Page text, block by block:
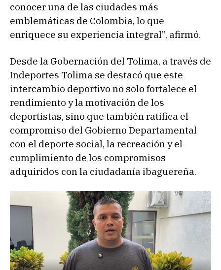
conocer una de las ciudades más
emblemáticas de Colombia, lo que
enriquece su experiencia integral”, afirmó.
Desde la Gobernación del Tolima, a través de
Indeportes Tolima se destacó que este
intercambio deportivo no solo fortalece el
rendimiento y la motivación de los
deportistas, sino que también ratifica el
compromiso del Gobierno Departamental
con el deporte social, la recreación y el
cumplimiento de los compromisos
adquiridos con la ciudadanía ibaguereña.